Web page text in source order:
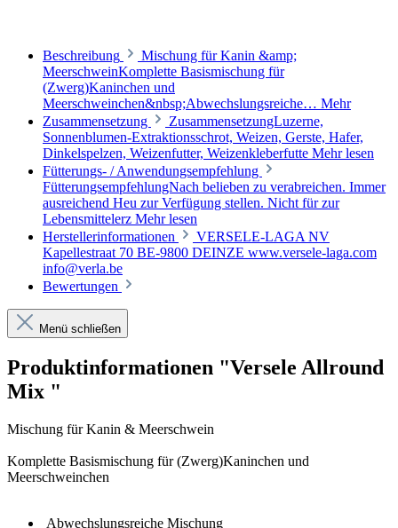
Beschreibung
Mischung für Kanin &amp;
MeerschweinKomplette Basismischung für
(Zwerg)Kaninchen und
Meerschweinchen&nbsp;Abwechslungsreiche… Mehr
Zusammensetzung
ZusammensetzungLuzerne,
Sonnenblumen-Extraktionsschrot, Weizen, Gerste, Hafer,
Dinkelspelzen, Weizenfutter, Weizenkleberfutte Mehr lesen
Fütterungs- / Anwendungsempfehlung
FütterungsempfehlungNach belieben zu verabreichen. Immer
ausreichend Heu zur Verfügung stellen. Nicht für zur
Lebensmittelerz Mehr lesen
Herstellerinformationen
VERSELE-LAGA NV
Kapellestraat 70 BE-9800 DEINZE www.versele-laga.com
info@verla.be
Bewertungen
Menü schließen
Produktinformationen "Versele Allround
Mix "
Mischung für Kanin & Meerschwein
Komplette Basismischung für (Zwerg)Kaninchen und
Meerschweinchen
Abwechslungsreiche Mischung